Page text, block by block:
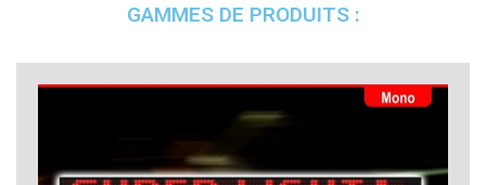
GAMMES DE PRODUITS :